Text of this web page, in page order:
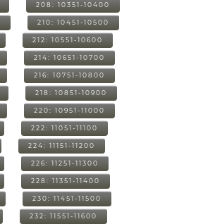
208: 10351-10400
210: 10451-10500
212: 10551-10600
214: 10651-10700
216: 10751-10800
218: 10851-10900
220: 10951-11000
222: 11051-11100
224: 11151-11200
226: 11251-11300
228: 11351-11400
230: 11451-11500
232: 11551-11600